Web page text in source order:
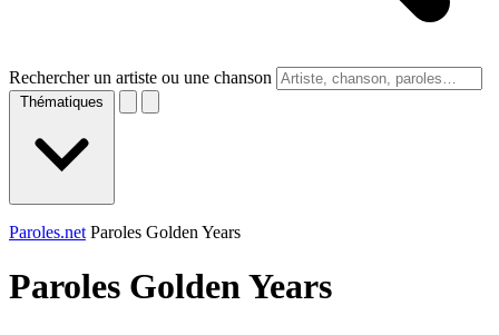
Rechercher un artiste ou une chanson
Thématiques
Paroles.net Paroles Golden Years
Paroles Golden Years